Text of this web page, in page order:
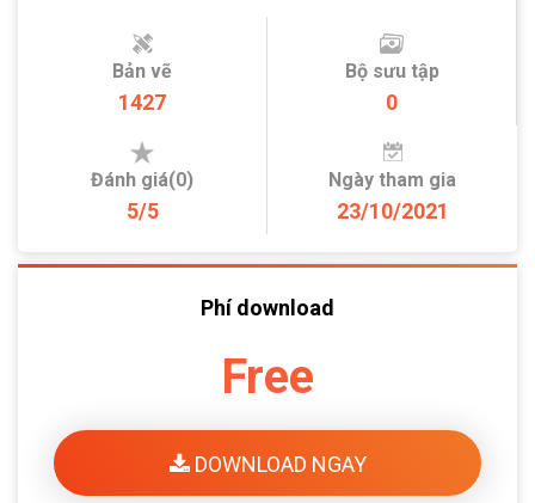
Bản vẽ
1427
Bộ sưu tập
0
Đánh giá(0)
5/5
Ngày tham gia
23/10/2021
Phí download
Free
DOWNLOAD NGAY